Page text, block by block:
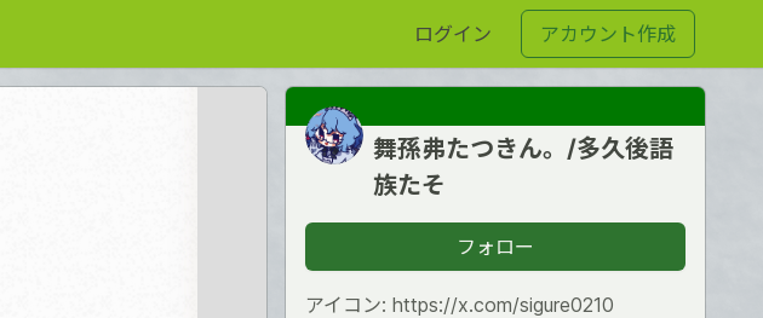
ログイン アカウント作成
舞孫弗たつきん。/多久後語
族たそ
フォロー
アイコン: https://x.com/sigure0210